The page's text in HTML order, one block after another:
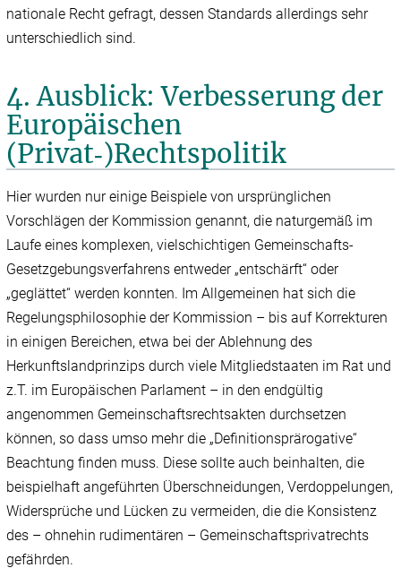
nationale Recht gefragt, dessen Standards allerdings sehr
unterschiedlich sind.
4. Ausblick: Verbesserung der
Europäischen
(Privat‑)Rechtspolitik
Hier wurden nur einige Beispiele von ursprünglichen
Vorschlägen der Kommission genannt, die naturgemäß im
Laufe eines komplexen, vielschichtigen Gemeinschafts-
Gesetzgebungsverfahrens entweder „entschärft“ oder
„geglättet“ werden konnten. Im Allgemeinen hat sich die
Regelungsphilosophie der Kommission – bis auf Korrekturen
in einigen Bereichen, etwa bei der Ablehnung des
Herkunftslandprinzips durch viele Mitgliedstaaten im Rat und
z.T. im Europäischen Parlament – in den endgültig
angenommen Gemeinschaftsrechtsakten durchsetzen
können, so dass umso mehr die „Definitionsprärogative“
Beachtung finden muss. Diese sollte auch beinhalten, die
beispielhaft angeführten Überschneidungen, Verdoppelungen,
Widersprüche und Lücken zu vermeiden, die die Konsistenz
des – ohnehin rudimentären – Gemeinschaftsprivatrechts
gefährden.